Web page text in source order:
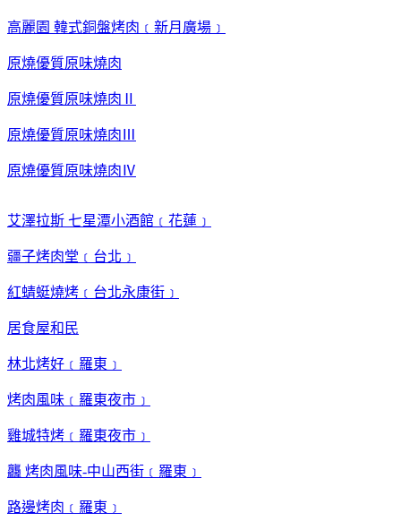
高麗園 韓式銅盤烤肉﹝新月廣場﹞
原燒優質原味燒肉
原燒優質原味燒肉Ⅱ
原燒優質原味燒肉Ⅲ
原燒優質原味燒肉Ⅳ
艾澤拉斯 七星潭小酒館﹝花蓮﹞
疆子烤肉堂﹝台北﹞
紅蜻蜓燒烤﹝台北永康街﹞
居食屋和民
林北烤好﹝羅東﹞
烤肉風味﹝羅東夜市﹞
雞城特烤﹝羅東夜市﹞
龘 烤肉風味-中山西街﹝羅東﹞
路邊烤肉﹝羅東﹞